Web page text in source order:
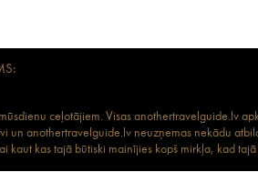
ceļotājiem. Visas anothertravelguide.lv
un anothertravelguide.lv neuzņemas nekādu
kaut kas tajā būtiski mainījies kopš mirkļa, kad